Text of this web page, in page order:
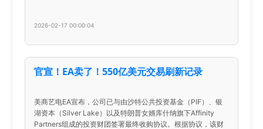
2026-02-17 00:00:04
官宣！EA卖了！550亿美元交易刷新记录
美商艺电EA宣布，公司已与由沙特公共投资基金（PIF）、银
湖资本（Silver Lake）以及特朗普女婿库什纳旗下Affinity
Partners组成的投资财团签署最终收购协议。根据协议，该财